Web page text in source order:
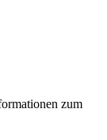
zum